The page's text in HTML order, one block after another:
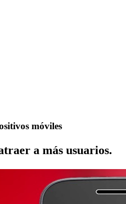
móviles
a más usuarios.